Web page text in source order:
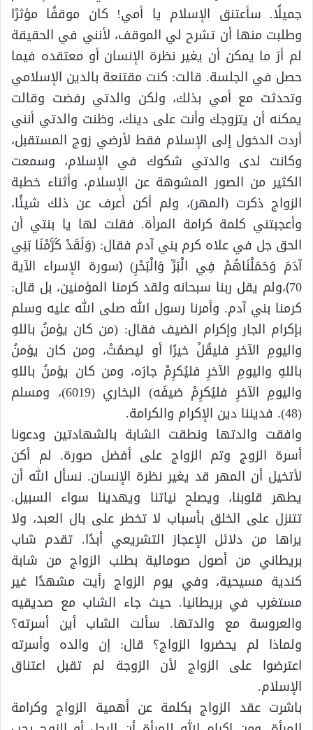
جميلًا. سأعتنق الإسلام يا أمي! ‏كان موقفًا مؤثرًا
وطلبت منها أن تشرح لي الموقف، لأنني في الحقيقة
لم أرَ ما يمكن أن يغير نظرة الإنسان أو معتقده فيما
حصل في الجلسة. قالت: كنت مقتنعة بالدين الإسلامي
وتحدثت مع أمي بذلك، ولكن والدتي رفضت وقالت
يمكنه أن يتزوجك وأنت على دينك، وظنت والدتي أنني
أردت الدخول إلى الإسلام فقط لأرضي زوج المستقبل،
وكانت لدى والدتي شكوك في الإسلام، وسمعت
الكثير من الصور المشوهة عن الإسلام، وأثناء خطبة
الزواج ذكرت (المهر)، ولم أكن أعرف عن ذلك شيئًا،
وأعجبتني كلمة كرامة المرأة. فقلت لها يا بنتي أن
الحق جل في علاه كرم بني آدم فقال: (وَلَقَدْ كَرَّمْنَا بَنِي
آدَمَ وَحَمَلْنَاهُمْ فِي الْبَرِّ وَالْبَحْرِ) ﴿سورة الإسراء الآية
70﴾،ولم يقل ربنا سبحانه ولقد كرمنا المؤمنين، بل قال:
كرمنا بني آدم. وأمرنا رسول الله صلى الله عليه وسلم
بإكرام الجار وإكرام الضيف فقال: (من كان يؤمنُ باللهِ
واليومِ الآخرِ فليقُلْ خيرًا أو ليصمُتْ، ومن كان يؤمنُ
باللهِ واليومِ الآخرِ فليُكرِمْ جارَه، ومن كان يؤمنُ باللهِ
واليومِ الآخرِ فليُكرِمْ ضيفَه) البخاري (6019)، ومسلم
(48). فديننا دين الإكرام والكرامة.
وافقت والدتها ونطقت الشابة بالشهادتين ودعونا
أسرة الزوج وتم الزواج على أفضل صورة. لم أكن
لأتخيل أن المهر قد يغير نظرة الإنسان. نسأل الله أن
يطهر قلوبنا، ويصلح نياتنا ويهدينا سواء السبيل.
تتنزل على الخلق بأسباب لا تخطر على بال العبد، ولا
يراها من دلائل الإعجاز التشريعي أبدًا. تقدم شاب
بريطاني من أصول صومالية ‏بطلب الزواج من شابة
كندية مسيحية، وفي يوم الزواج رأيت مشهدًا غير
مستغرب في بريطانيا. حيث جاء الشاب مع صديقيه
والعروسة مع والدتها. سألت الشاب أين أسرته؟
ولماذا لم يحضروا الزواج؟ قال: إن والده وأسرته
اعترضوا على الزواج لأن الزوجة لم تقبل اعتناق
الإسلام.
‏باشرت عقد الزواج بكلمة عن أهمية الزواج وكرامة